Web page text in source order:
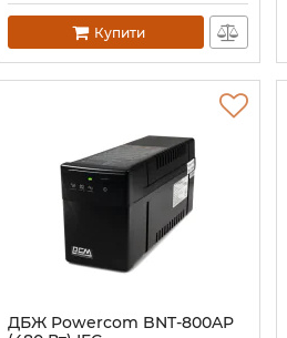
Купити
ДБЖ Powercom BNT-800AP